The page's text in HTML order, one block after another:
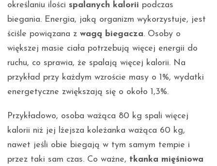
określaniu ilości spalanych kalorii podczas
biegania. Energia, jaką organizm wykorzystuje, jest
ściśle powiązana z wagą biegacza. Osoby o
większej masie ciała potrzebują więcej energii do
ruchu, co sprawia, że spalają więcej kalorii. Na
przykład przy każdym wzroście masy o 1%, wydatki
energetyczne zwiększają się o około 1,3%.
Przykładowo, osoba ważąca 80 kg spali więcej
kalorii niż jej lżejsza koleżanka ważąca 60 kg,
nawet jeśli obie biegają w tym samym tempie i
przez taki sam czas. Co ważne, tkanka mięśniowa